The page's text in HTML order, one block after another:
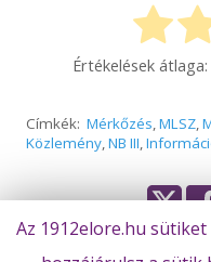
Értékelések átlaga:
Címkék: Mérkőzés,MLSZ,
Közlemény,NB III,
Az 1912elore.hu